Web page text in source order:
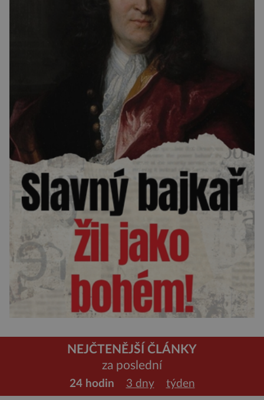
NEJČTENĚJŠÍ ČLÁNKY
za poslední
24 hodin 3 dny týden